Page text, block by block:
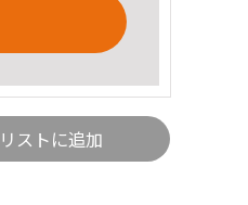
ストに追加